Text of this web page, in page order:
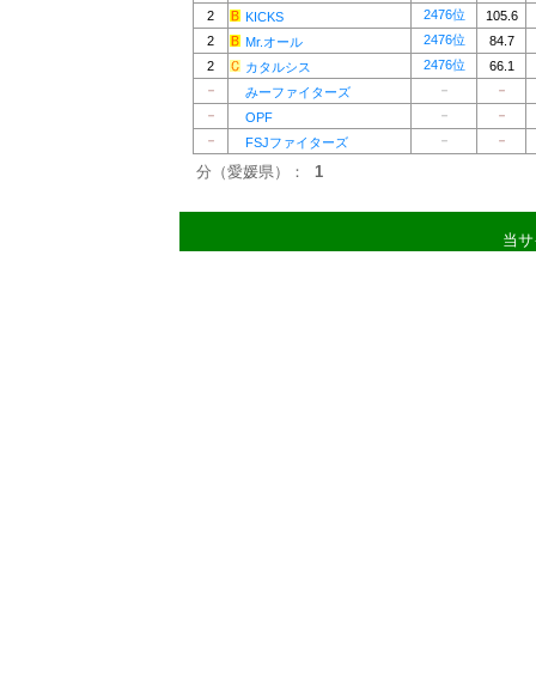
2
KICKS 2476位
105.6
2
Mr.オール 2476位
84.7
2
カタルシス 2476位
66.1
－
みーファイターズ －
－
－
OPF －
－
－
FSJファイターズ － －
分（愛媛県）： 1
当